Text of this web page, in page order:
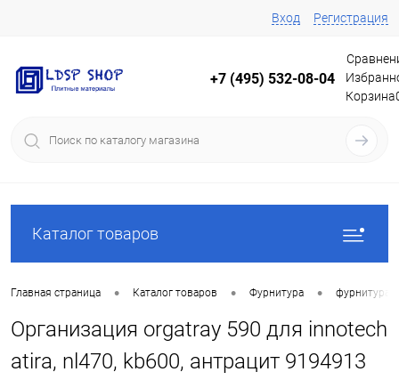
Вход Регистрация
+7 (495) 532-08-04
Корзина
Каталог товаров
Главная страница • Каталог товаров • Фурнитура • фурнитура
Организация orgatray 590 для innotech
atira, nl470, kb600, антрацит 9194913